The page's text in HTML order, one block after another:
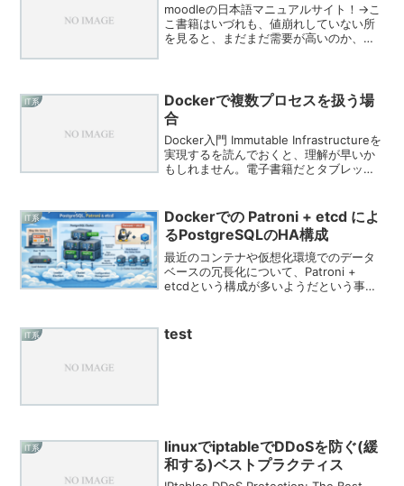
moodleの日本語マニュアルサイト！→こ
こ書籍はいづれも、値崩れしていない所
を見ると、まだまだ需要が高いのか、利
IT系
Dockerで複数プロセスを扱う場
合
Docker入門 Immutable Infrastructureを
実現するを読んでおくと、理解が早いか
もしれません。電子書籍だとタブレット
superviso...
IT系
Dockerでの Patroni + etcd によ
るPostgreSQLのHA構成
最近のコンテナや仮想化環境でのデータ
ベースの冗長化について、Patroni +
etcdという構成が多いようだという事で
SSOT（Single Source of Truth...
IT系 test
IT系
linuxでiptableでDDoSを防ぐ(緩
和する)ベストプラクティス